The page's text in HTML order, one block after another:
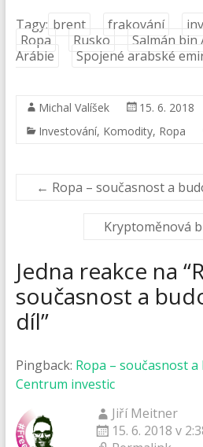
Tagy: brent frakování
Ropa
Rusko Salmán bin
Arábie
Spojené arabské
Michal Valíšek
15. 6. 2018
Investování, Komodity, Ropa
← Ropa – současnost a
Kryptoměnová
Jedna reakce na “
současnost a
díl”
Pingback: Ropa – současnost
Centrum investic
Jiří Meitner
15. 6. 2018 v